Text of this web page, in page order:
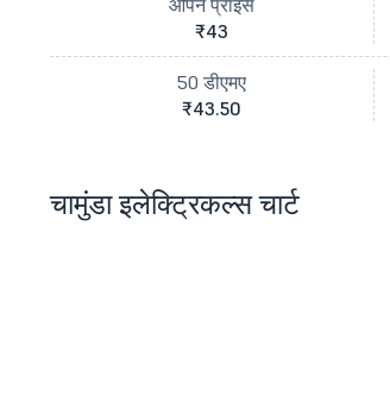
ओपन प्राइस
₹43
50 डीएमए
₹43.50
चामुंडा इलेक्ट्रिकल्स चार्ट